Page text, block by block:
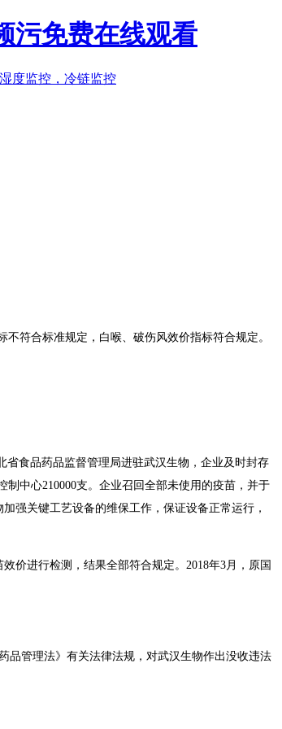
污免费在线观看
标准规定，白喉、破伤风效价指标符合规定。
食品药品监督管理局进驻武汉生物，企业及时封存
制中心210000支。企业召回全部未使用的疫苗，并于
关键工艺设备的维保工作，保证设备正常运行，
检测，结果全部符合规定。2018年3月，原国
管理法》有关法律法规，对武汉生物作出没收违法